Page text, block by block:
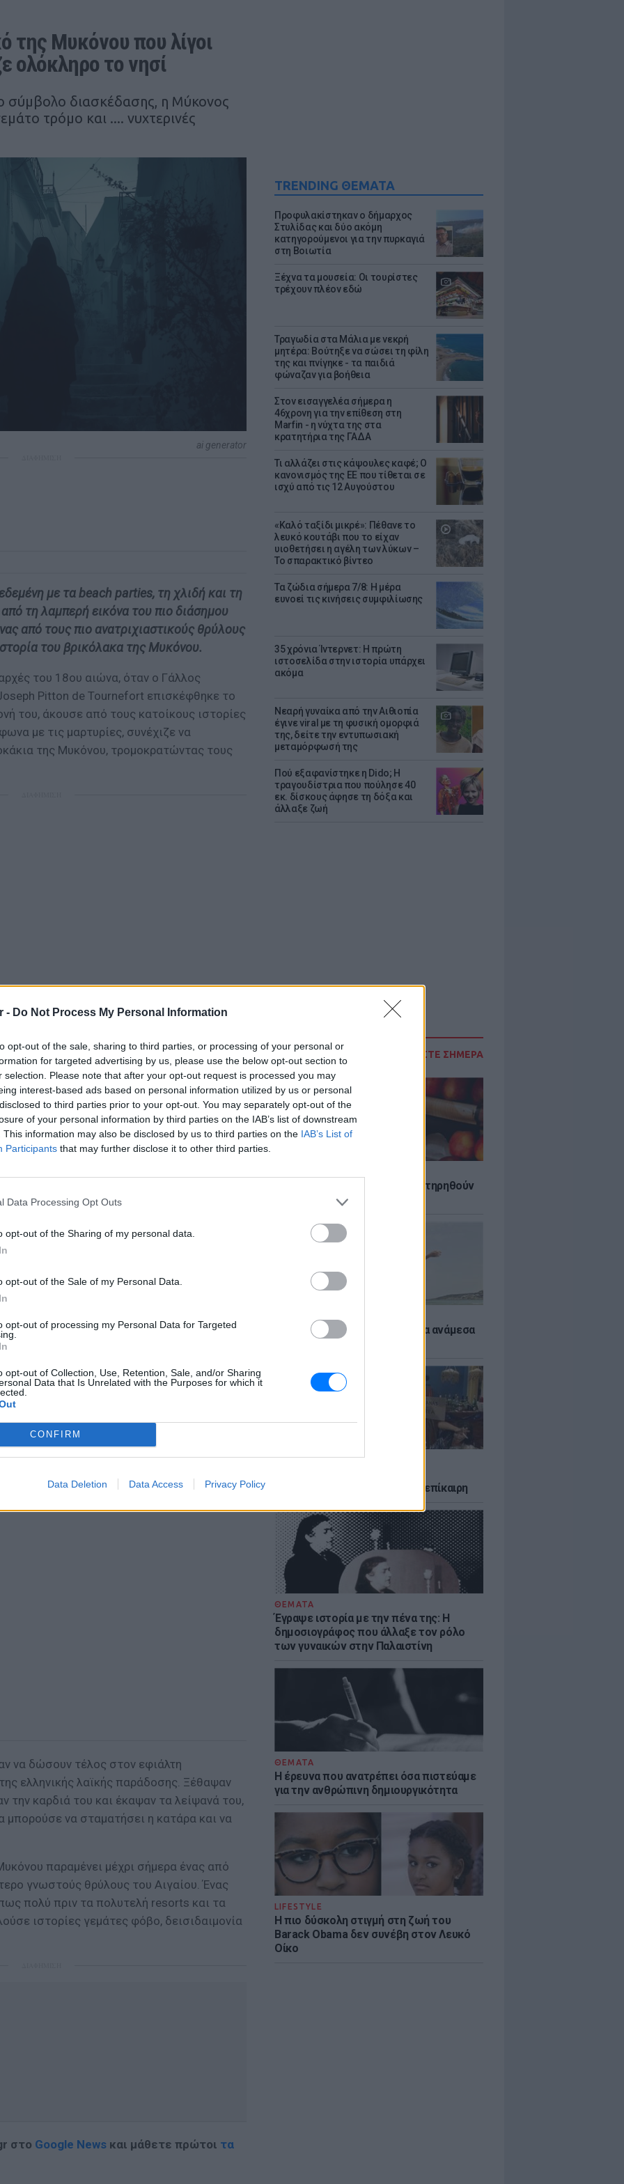
- Do Not Process My Personal Information
opt-out of the sale, sharing to third parties, or processing of your personal or
for targeted advertising by us, please use the below opt-out section to
selection. Please note that after your opt-out request is processed you may
interest-based ads based on personal information utilized by us or personal
to third parties prior to your opt-out. You may separately opt-out of the
of your personal information by third parties on the IAB’s list of downstream
This information may also be disclosed by us to third parties on the IAB’s List of
Participants that may further disclose it to other third parties.
Data Processing Opt Outs
opt-out of the Sharing of my personal data.
opt-out of the Sale of my Personal Data.
opt-out of processing my Personal Data for Targeted
opt-out of Collection, Use, Retention, Sale, and/or Sharing
Data that Is Unrelated with the Purposes for which it
CONFIRM
Data Deletion Data Access Privacy Policy
TRENDING ΘΕΜΑΤΑ
Προφυλακίστηκαν ο δήμαρχος
Στυλίδας και δύο ακόμη
κατηγορούμενοι για την πυρκαγιά
στη Βοιωτία
Ξέχνα τα μουσεία: Οι τουρίστες
τρέχουν πλέον εδώ
Τραγωδία στα Μάλια με νεκρή
μητέρα: Βούτηξε να σώσει τη φίλη
της και πνίγηκε - τα παιδιά
φώναζαν για βοήθεια
Στον εισαγγελέα σήμερα η
46χρονη για την επίθεση στη
Marfin - η νύχτα της στα
κρατητήρια της ΓΑΔΑ
Τι αλλάζει στις κάψουλες καφέ; Ο
κανονισμός της ΕΕ που τίθεται σε
ισχύ από τις 12 Αυγούστου
«Καλό ταξίδι μικρέ»: Πέθανε το
λευκό κουτάβι που το είχαν
υιοθετήσει η αγέλη των λύκων –
Το σπαρακτικό βίντεο
Τα ζώδια σήμερα 7/8: Η μέρα
ευνοεί τις κινήσεις συμφιλίωσης
35 χρόνια Ίντερνετ: Η πρώτη
ιστοσελίδα στην ιστορία υπάρχει
ακόμα
Νεαρή γυναίκα από την Αιθιοπία
έγινε viral με τη φυσική ομορφιά
της, δείτε την εντυπωσιακή
μεταμόρφωσή της
Πού εξαφανίστηκε η Dido; Η
τραγουδίστρια που πούλησε 40
εκ. δίσκους άφησε τη δόξα και
άλλαξε ζωή
ΔΙΑΒΑΣΤΕ ΣΗΜΕΡΑ
6 φρούτα που μπορουν να διατηρηθούν
εκτός ψυγείου το καλοκαίρι
Πώς να αποφύγεις το σύγκαμα ανάμεσα
POP CULTURE
νεοπλουτισμό και παραμένει επίκαιρη
ΘΕΜΑΤΑ
Έγραψε ιστορία με την πένα της: Η
δημοσιογράφος που άλλαξε τον ρόλο
των γυναικών στην Παλαιστίνη
ΘΕΜΑΤΑ
Η έρευνα που ανατρέπει όσα πιστεύαμε
για την ανθρώπινη δημιουργικότητα
LIFESTYLE
Η πιο δύσκολη στιγμή στη ζωή του
Barack Obama δεν συνέβη στον Λευκό
Οίκο
της Μυκόνου που λίγοι
ολόκληρο το νησί
σύμβολο διασκέδασης, η Μύκονος
τρόμο και .... νυχτερινές
ai generator
με τα beach parties, τη χλιδή και τη
τη λαμπερή εικόνα του πιο διάσημου
από τους πιο ανατριχιαστικούς θρύλους
του βρικόλακα της Μυκόνου.
του 18ου αιώνα, όταν ο Γάλλος
Pitton de Tournefort επισκέφθηκε το
του, άκουσε από τους κατοίκους ιστορίες
με τις μαρτυρίες, συνέχιζε να
της Μυκόνου, τρομοκρατώντας τους
έναν όρο που στην ελληνική
πλάσμα ανάμεσα σε νεκρό και ζωντανό. Σε
της δυτικής κουλτούρας, ο
απαραίτητα ως αιμοδιψές
σκοτεινή, καταραμένη παρουσία που
βασανίσει τους ζωντανούς.
ο άνδρας που συνδέθηκε με τον
και είχε συγκρουστεί με πολλούς
Μετά τον θάνατό του, άρχισαν να
ξανά μέσα στη νύχτα, έμπαινε σε
έκλεβε φαγητό και προκαλούσε
όταν διαδόθηκε ότι επιτέθηκε σε
γρήγορα και πολλοί έτρεχαν
και ευχές από τους ιερείς.
ΔΙΑΦΗΜΙΣΗ
να δώσουν τέλος στον εφιάλτη
ελληνικής λαϊκής παράδοσης. Ξέθαψαν
την καρδιά του και έκαψαν τα λείψανά του,
μπορούσε να σταματήσει η κατάρα και να
παραμένει μέχρι σήμερα ένας από
γνωστούς θρύλους του Αιγαίου. Ένας
πολύ πριν τα πολυτελή resorts και τα
ιστορίες γεμάτες φόβο, δεισιδαιμονία
στο Google News και μάθετε πρώτοι τα